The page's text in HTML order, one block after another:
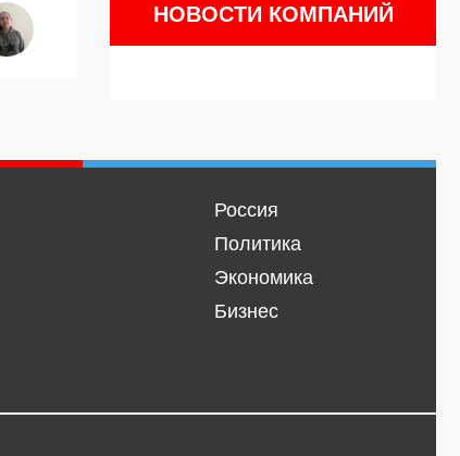
НОВОСТИ КОМПАНИЙ
Россия
Политика
Экономика
Бизнес